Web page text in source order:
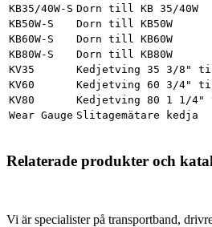
KB35/40W-S Dorn till KB 35/40W
KB50W-S
Dorn till KB50W
KB60W-S
Dorn till KB60W
KB80W-S
Dorn till KB80W
KV35
Kedjetving 35 3/8"
KV60
Kedjetving 60 3/4"
KV80
Kedjetving 80 1 1/4"
Wear Gauge Slitagemätare kedja
Relaterade produkter och
Vi är specialister på transportband,